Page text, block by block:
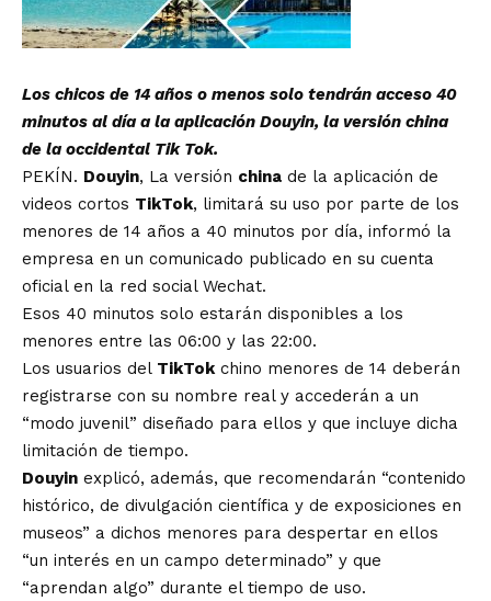
Los chicos de 14 años o menos solo tendrán acceso 40
minutos al día a la aplicación Douyin, la versión china
de la occidental Tik Tok.
PEKÍN. Douyin, La versión china de la aplicación de
videos cortos TikTok, limitará su uso por parte de los
menores de 14 años a 40 minutos por día, informó la
empresa en un comunicado publicado en su cuenta
oficial en la red social Wechat.
Esos 40 minutos solo estarán disponibles a los
menores entre las 06:00 y las 22:00.
Los usuarios del TikTokchino menores de 14 deberán
registrarse con su nombre real y accederán a un
“modo juvenil” diseñado para ellos y que incluye dicha
limitación de tiempo.
Douyin explicó, además, que recomendarán “contenido
histórico, de divulgación científica y de exposiciones en
museos” a dichos menores para despertar en ellos
“un interés en un campo determinado” y que
“aprendan algo” durante el tiempo de uso.